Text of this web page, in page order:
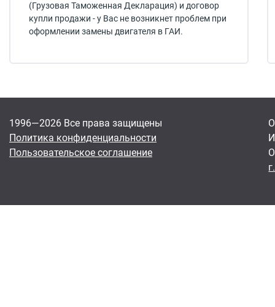
(Грузовая Таможенная Декларация) и договор
купли продажи - у Вас не возникнет проблем при
оформлении замены двигателя в ГАИ.
1996—2026 Все права защищены
Политика конфиденциальности
Пользовательское соглашение